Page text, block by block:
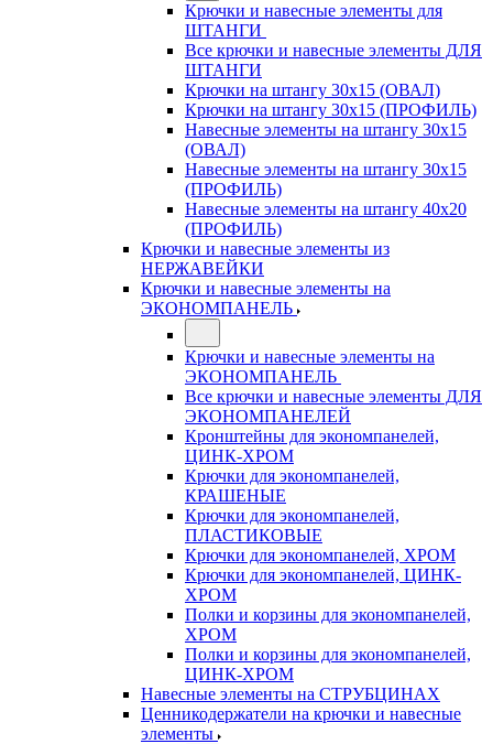
Крючки и навесные элементы для
ШТАНГИ
Все крючки и навесные элементы ДЛЯ
ШТАНГИ
Крючки на штангу 30х15 (ОВАЛ)
Крючки на штангу 30х15 (ПРОФИЛЬ)
Навесные элементы на штангу 30х15
(ОВАЛ)
Навесные элементы на штангу 30х15
(ПРОФИЛЬ)
Навесные элементы на штангу 40х20
(ПРОФИЛЬ)
Крючки и навесные элементы из
НЕРЖАВЕЙКИ
Крючки и навесные элементы на
ЭКОНОМПАНЕЛЬ
Крючки и навесные элементы на
ЭКОНОМПАНЕЛЬ
Все крючки и навесные элементы ДЛЯ
ЭКОНОМПАНЕЛЕЙ
Кронштейны для экономпанелей,
ЦИНК-ХРОМ
Крючки для экономпанелей,
КРАШЕНЫЕ
Крючки для экономпанелей,
ПЛАСТИКОВЫЕ
Крючки для экономпанелей, ХРОМ
Крючки для экономпанелей, ЦИНК-
ХРОМ
Полки и корзины для экономпанелей,
ХРОМ
Полки и корзины для экономпанелей,
ЦИНК-ХРОМ
Навесные элементы на СТРУБЦИНАХ
Ценникодержатели на крючки и навесные
элементы